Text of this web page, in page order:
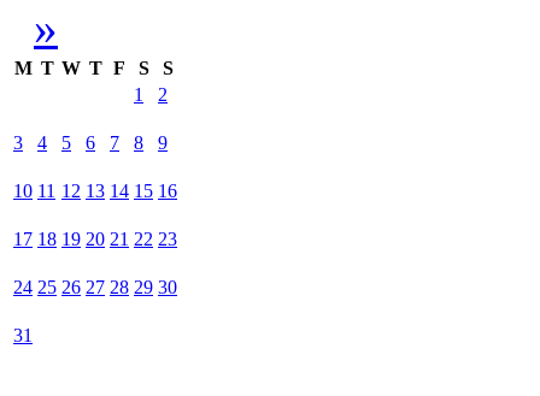
»
M T W T F S
S
1
2
3 4 5 6 7 8 9
10 11 12 13 14 15 16
17 18 19 20 21 22 23
24 25 26 27 28 29 30
31